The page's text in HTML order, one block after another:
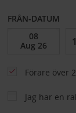
FRÅN-DATUM
Förare över
Jag har en